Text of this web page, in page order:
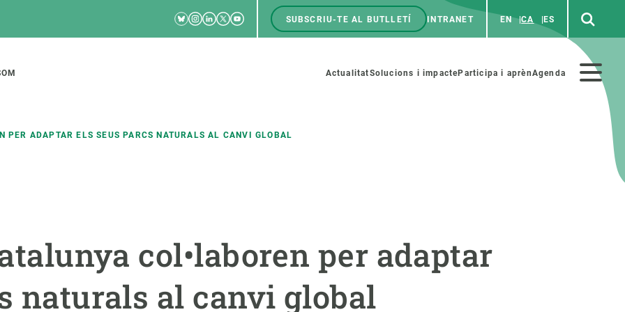
RRSS
Bluesky
Instagram
Linkedin
TwitterYoutube
Menú
SUBSCRIU-TE AL BUTLLETÍ INTRANET EN CA ES
Menú
ActualitatSolucions i impacteParticipa i aprènAgenda
PER ADAPTAR ELS SEUS PARCS NATURALS AL CANVI GLOBAL
col•laboren per adaptar
naturals al canvi global
Solucions
Innovació
Política i gestió
Oportunitats acadèmiques
Demana la teva beca ERC
Fes ciència amb nosaltres
Materials educatius
COL·LABORA
Esdeveniments anteriors
Actualitat